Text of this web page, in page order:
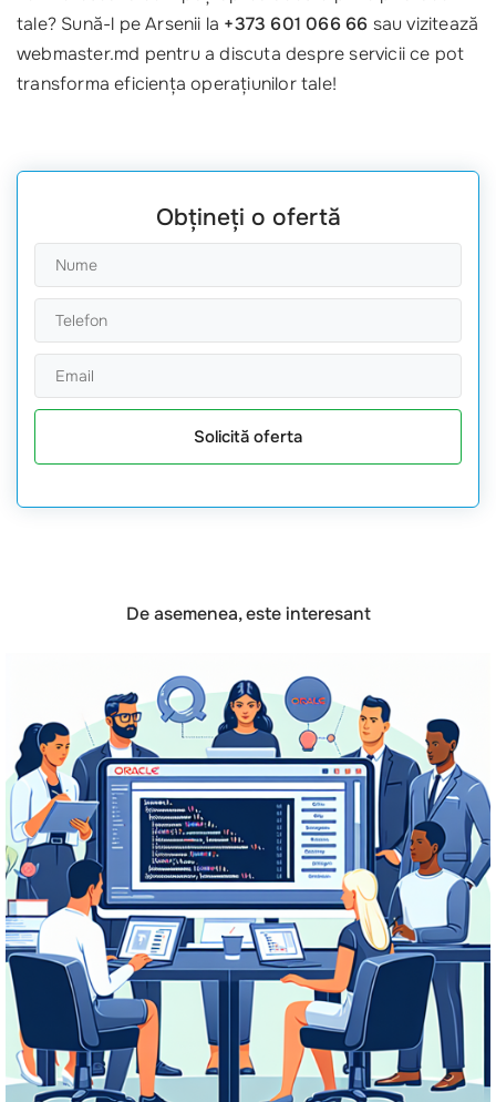
tale? Sună-l pe Arsenii la +373 601 066 66 sau vizitează
webmaster.md pentru a discuta despre servicii ce pot
transforma eficiența operațiunilor tale!
Obțineți o ofertă
Solicită oferta
De asemenea, este interesant